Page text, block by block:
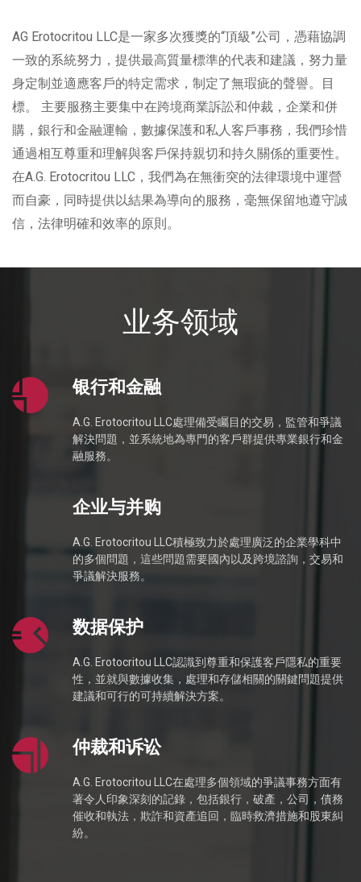
AG Erotocritou LLC是一家多次獲獎的“頂級”公司，憑藉協調
一致的系統努力，提供最高質量標準的代表和建議，努力量
身定制並適應客戶的特定需求，制定了無瑕疵的聲譽。目
標。 主要服務主要集中在跨境商業訴訟和仲裁，企業和併
購，銀行和金融運輸，數據保護和私人客戶事務，我們珍惜
通過相互尊重和理解與客戶保持親切和持久關係的重要性。
在A.G. Erotocritou LLC，我們為在無衝突的法律環境中運營
而自豪，同時提供以結果為導向的服務，毫無保留地遵守誠
信，法律明確和效率的原則。
业务领域
银行和金融
A.G. Erotocritou LLC處理備受矚目的交易，監管和爭議
解決問題，並系統地為專門的客戶群提供專業銀行和金
融服務。
企业与并购
A.G. Erotocritou LLC積極致力於處理廣泛的企業學科中
的多個問題，這些問題需要國內以及跨境諮詢，交易和
爭議解決服務。
数据保护
A.G. Erotocritou LLC認識到尊重和保護客戶隱私的重要
性，並就與數據收集，處理和存儲相關的關鍵問題提供
建議和可行的可持續解決方案。
仲裁和诉讼
A.G. Erotocritou LLC在處理多個領域的爭議事務方面有
著令人印象深刻的記錄，包括銀行，破產，公司，債務
催收和執法，欺詐和資產追回，臨時救濟措施和股東糾
紛。